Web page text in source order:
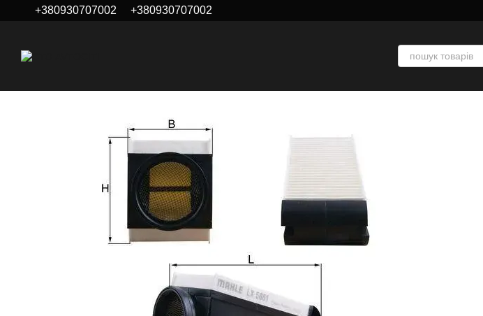
Перейти до основного контенту
+380930707002 +380930707002